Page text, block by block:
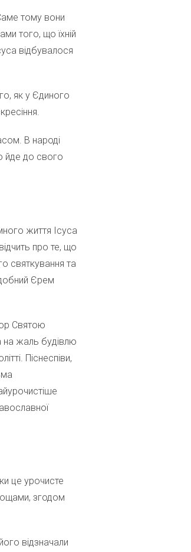
тому вони
того, що їхній
відбувалося
як у Єдиного
В народі
йде до свого
життя Ісуса
про те, що
святкування та
Єрем
Святою
на жаль будівлю
Піснеспіви,
це урочисте
згодом
відзначали